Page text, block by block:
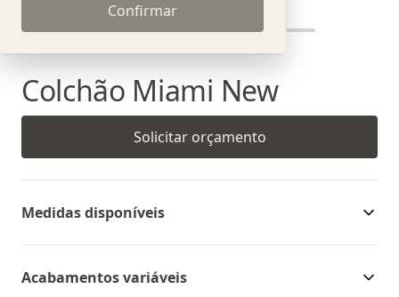
Confirmar
Colchão Miami New
Solicitar orçamento
Medidas disponíveis
Acabamentos variáveis